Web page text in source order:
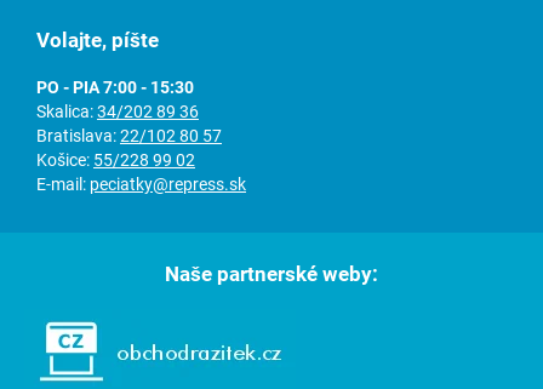
Volajte, píšte
PO - PIA 7:00 - 15:30
Skalica:34/202 89 36
Bratislava:22/102 80 57
Košice: 55/228 99 02
E-mail: peciatky@repress.sk
Naše partnerské weby: